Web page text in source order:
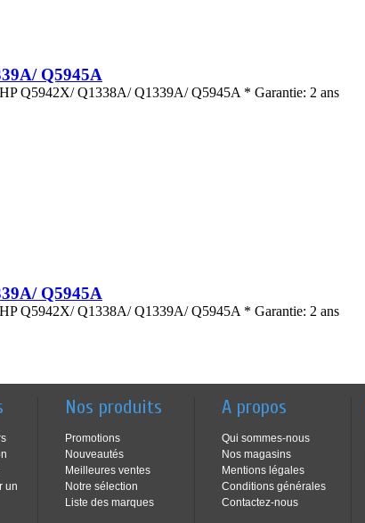
Q5945A
Q5942X/ Q1338A/ Q1339A/ Q5945A * Garantie: 2 ans
Q5945A
Q5942X/ Q1338A/ Q1339A/ Q5945A * Garantie: 2 ans
un
Nos produits
Promotions
Nouveautés
Meilleures ventes
Notre sélection
Liste des marques
A propos
Qui sommes-nous
Nos magasins
Mentions légales
Conditions générales
Contactez-nous